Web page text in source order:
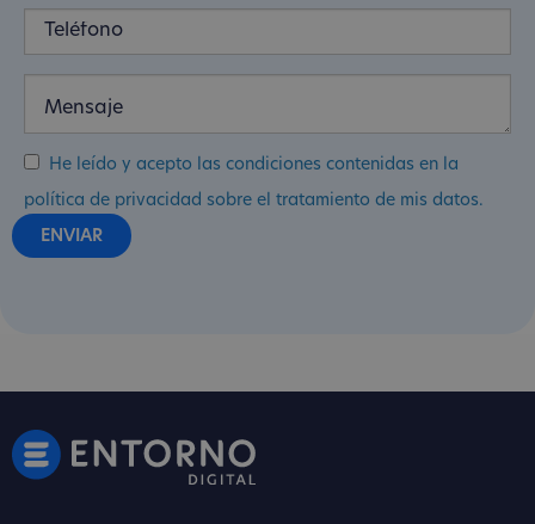
He leído y acepto las condiciones contenidas en la
política de privacidad sobre el tratamiento de mis datos.